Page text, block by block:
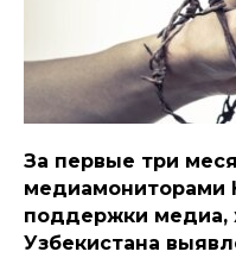
За первые три
медиамониторами
поддержки медиа,
Узбекистана